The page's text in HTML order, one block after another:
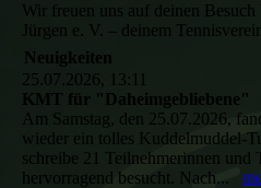
Wir freuen uns auf deinen Besuch
Jürgen e. V. – deinem
Neuigkeiten
25.07.2026, 13:11
KMT für "Daheimgebliebene"
Am Samstag, den 25.07.2026,
wieder ein tolles Kuddelmuddel-
schreibe 21 Teilnehmerinnen und
hervorragend besucht. Nach...